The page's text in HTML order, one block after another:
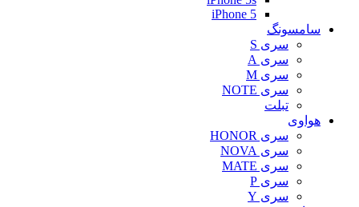
iPhone 5
سامسونگ
سری S
سری A
سری M
سری NOTE
تبلت
هواوی
سری HONOR
سری NOVA
سری MATE
سری P
سری Y